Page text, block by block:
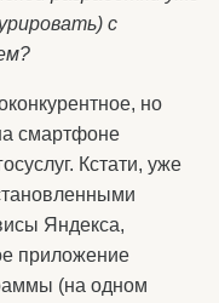
с
но
смартфоне
Кстати, уже
Яндекса,
приложение
(на одном